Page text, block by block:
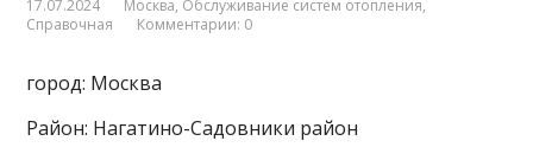
17.07.2024 Москва, Обслуживание систем отопления,
Справочная
Комментарии: 0
город: Москва
Район: Нагатино-Садовники район